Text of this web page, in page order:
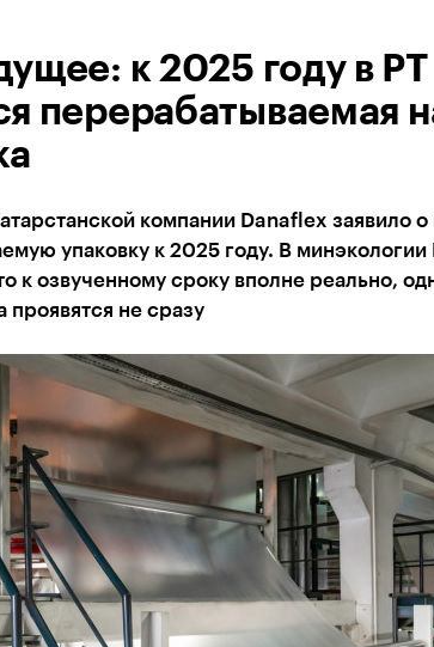
к 2025 году в РТ
перерабатываемая
компании Danaflex заявило
упаковку к 2025 году. В минэкологии
к озвученному сроку вполне реально,
проявятся не сразу